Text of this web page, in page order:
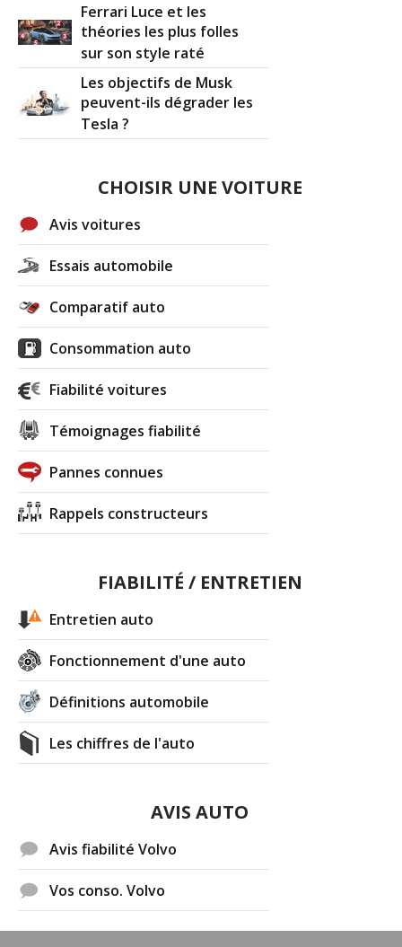
Ferrari Luce et les
théories les plus folles
sur son style raté
Les objectifs de Musk
peuvent-ils dégrader les
Tesla ?
CHOISIR UNE VOITURE
Avis voitures
Essais automobile
Comparatif auto
Consommation auto
Fiabilité voitures
Témoignages fiabilité
Pannes connues
Rappels constructeurs
FIABILITÉ / ENTRETIEN
Entretien auto
Fonctionnement d'une auto
Définitions automobile
Les chiffres de l'auto
AVIS AUTO
Avis fiabilité Volvo
Vos conso. Volvo